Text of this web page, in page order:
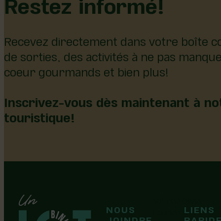
Recevez directement dans votre boîte
de sorties, des activités à ne pas
coeur gourmands et bien plus!
Inscrivez-vous dès maintenant à
touristique!
NOUS
Laurier-Station
LIENS